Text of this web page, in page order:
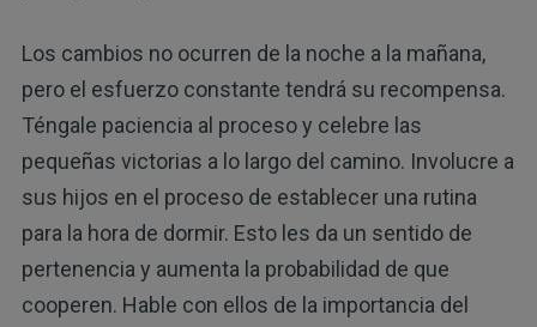
Los cambios no ocurren de la noche a la mañana,
pero el esfuerzo constante tendrá su recompensa.
Téngale paciencia al proceso y celebre las
pequeñas victorias a lo largo del camino. Involucre a
sus hijos en el proceso de establecer una rutina
para la hora de dormir. Esto les da un sentido de
pertenencia y aumenta la probabilidad de que
cooperen. Hable con ellos de la importancia del